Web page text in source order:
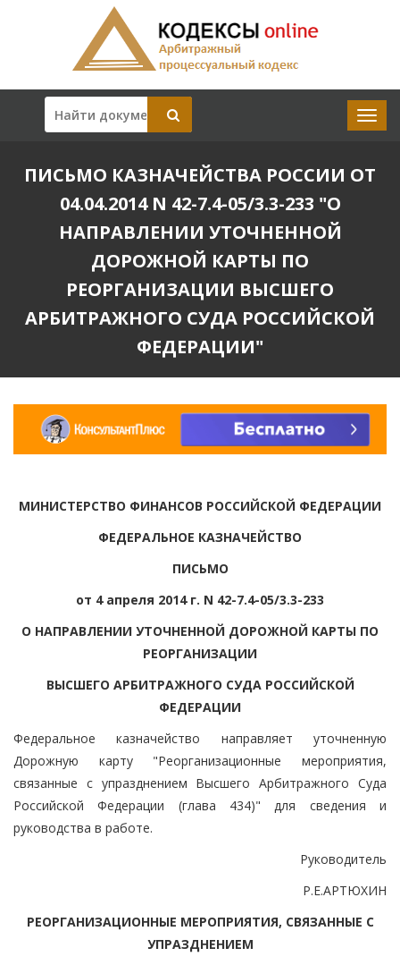
ПИСЬМО КАЗНАЧЕЙСТВА РОССИИ ОТ
04.04.2014 N 42-7.4-05/3.3-233 "О
НАПРАВЛЕНИИ УТОЧНЕННОЙ
ДОРОЖНОЙ КАРТЫ ПО
РЕОРГАНИЗАЦИИ ВЫСШЕГО
АРБИТРАЖНОГО СУДА РОССИЙСКОЙ
ФЕДЕРАЦИИ"
МИНИСТЕРСТВО ФИНАНСОВ РОССИЙСКОЙ ФЕДЕРАЦИИ
ФЕДЕРАЛЬНОЕ КАЗНАЧЕЙСТВО
ПИСЬМО
от 4 апреля 2014 г. N 42-7.4-05/3.3-233
О НАПРАВЛЕНИИ УТОЧНЕННОЙ ДОРОЖНОЙ КАРТЫ ПО
РЕОРГАНИЗАЦИИ
ВЫСШЕГО АРБИТРАЖНОГО СУДА РОССИЙСКОЙ
ФЕДЕРАЦИИ
Федеральное казначейство направляет уточненную
Дорожную карту "Реорганизационные мероприятия,
связанные с упразднением Высшего Арбитражного Суда
Российской Федерации (глава 434)" для сведения и
руководства в работе.
Руководитель
Р.Е.АРТЮХИН
РЕОРГАНИЗАЦИОННЫЕ МЕРОПРИЯТИЯ, СВЯЗАННЫЕ С
УПРАЗДНЕНИЕМ